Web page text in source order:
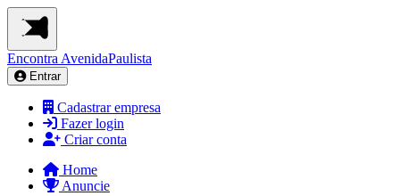
Encontra AvenidaPaulista
Entrar
Cadastrar empresa
Fazer login
Criar conta
Home
Anuncie